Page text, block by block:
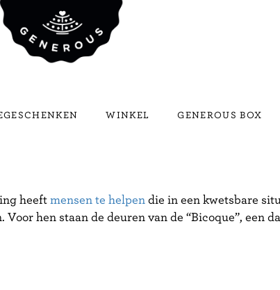
WINKEL GENEROUS BOX
heeft mensen te helpen die in een kwetsbare
hen staan de deuren van de “Bicoque”, een